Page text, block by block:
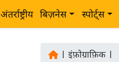
अंतर्राष्ट्रीय बिज़नेस स्पोर्ट्स
इंफ़ोग्राफ़िक